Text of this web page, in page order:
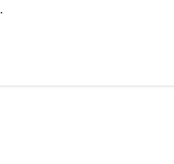
.